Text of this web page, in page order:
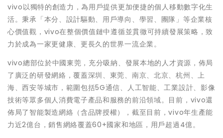
vivo以獨特的創造力，為用戶提供更加便捷的個人移動數字化生
活。秉承「本分、設計驅動、用戶導向、學習、團隊」等企業核
心價值觀，vivo在整個價值鏈中遵循並貫徹可持續發展策略，致
力於成為一家更健康、更長久的世界一流企業。
vivo總部位於中國東莞，充分吸納、發展本地的人才資源，佈局
了廣泛的研發網絡，覆蓋深圳、東莞、南京、北京、杭州、上
海、西安等城市，範圍包括5G通信、人工智能、工業設計、影像
技術等眾多個人消費電子產品和服務的前沿領域。目前，vivo還
佈局了智能製造網絡（含品牌授權），截至目前，vivo年生產能
力近2億台，銷售網絡覆蓋60+國家和地區，用戶超過4億。